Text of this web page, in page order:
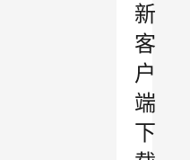
新
客
户
端
下